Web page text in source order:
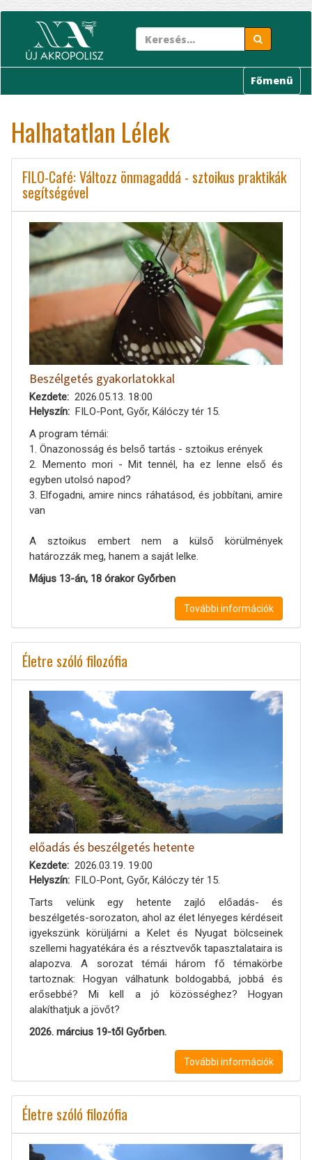
tartalomra
Főmenü
Halhatatlan Lélek
FILO-Café: Változz önmagaddá - sztoikus praktikák
segítségével
Beszélgetés gyakorlatokkal
Kezdete
2026.05.13. 18:00
Helyszín
FILO-Pont, Győr, Kálóczy tér 15.
A program témái:
1. Önazonosság és belső tartás - sztoikus erények
2. Memento mori - Mit tennél, ha ez lenne első és
egyben utolsó napod?
3. Elfogadni, amire nincs ráhatásod, és jobbítani, amire
van
A sztoikus embert nem a külső körülmények
határozzák meg, hanem a saját lelke.
Május 13-án, 18 órakor Győrben
További információk
Életre szóló filozófia
előadás és beszélgetés hetente
Kezdete
2026.03.19. 19:00
Helyszín
FILO-Pont, Győr, Kálóczy tér 15.
Tarts velünk egy hetente zajló előadás- és
beszélgetés-sorozaton, ahol az élet lényeges kérdéseit
igyekszünk körüljárni a Kelet és Nyugat bölcseinek
szellemi hagyatékára és a résztvevők tapasztalataira is
alapozva. A sorozat témái három fő témakörbe
tartoznak: Hogyan válhatunk boldogabbá, jobbá és
erősebbé? Mi kell a jó közösséghez? Hogyan
alakíthatjuk a jövőt?
2026. március 19-től Győrben.
További információk
Életre szóló filozófia